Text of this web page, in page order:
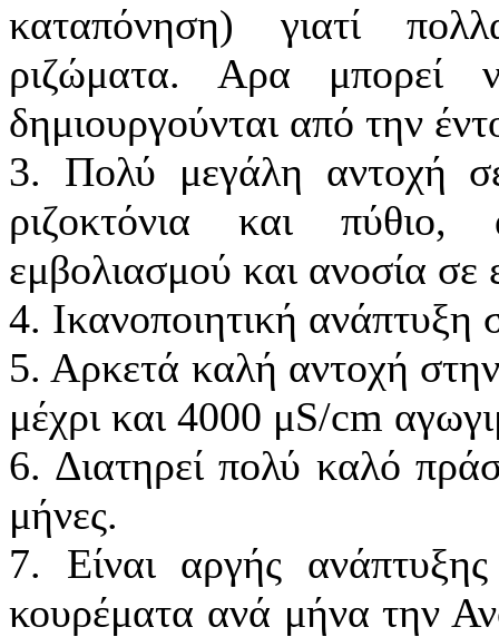
καταπόνηση) γιατί
ριζώματα. Αρα μπορεί
δημιουργούνται από την
3. Πολύ μεγάλη αντοχή
ριζοκτόνια και
εμβολιασμού και ανοσία σε
4. Ικανοποιητική ανάπτυξη
5. Αρκετά καλή αντοχή
μέχρι και 4000 μS/cm
6. Διατηρεί πολύ καλό
μήνες.
7. Είναι αργής
κουρέματα ανά μήνα την